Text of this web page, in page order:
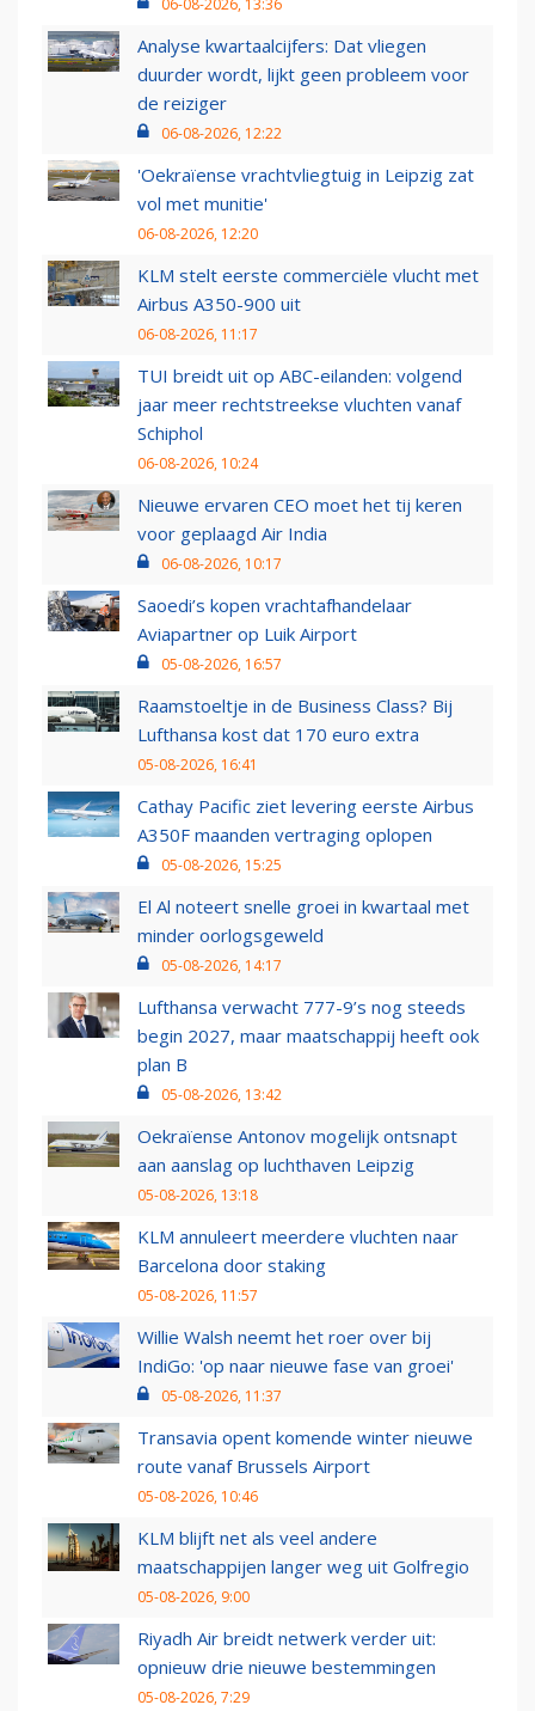
06-08-2026, 13:36
Analyse kwartaalcijfers: Dat vliegen
duurder wordt, lijkt geen probleem voor
de reiziger
06-08-2026, 12:22
'Oekraïense vrachtvliegtuig in Leipzig zat
vol met munitie'
06-08-2026, 12:20
KLM stelt eerste commerciële vlucht met
Airbus A350-900 uit
06-08-2026, 11:17
TUI breidt uit op ABC-eilanden: volgend
jaar meer rechtstreekse vluchten vanaf
Schiphol
06-08-2026, 10:24
Nieuwe ervaren CEO moet het tij keren
voor geplaagd Air India
06-08-2026, 10:17
Saoedi’s kopen vrachtafhandelaar
Aviapartner op Luik Airport
05-08-2026, 16:57
Raamstoeltje in de Business Class? Bij
Lufthansa kost dat 170 euro extra
05-08-2026, 16:41
Cathay Pacific ziet levering eerste Airbus
A350F maanden vertraging oplopen
05-08-2026, 15:25
El Al noteert snelle groei in kwartaal met
minder oorlogsgeweld
05-08-2026, 14:17
Lufthansa verwacht 777-9’s nog steeds
begin 2027, maar maatschappij heeft ook
plan B
05-08-2026, 13:42
Oekraïense Antonov mogelijk ontsnapt
aan aanslag op luchthaven Leipzig
05-08-2026, 13:18
KLM annuleert meerdere vluchten naar
Barcelona door staking
05-08-2026, 11:57
Willie Walsh neemt het roer over bij
IndiGo: 'op naar nieuwe fase van groei'
05-08-2026, 11:37
Transavia opent komende winter nieuwe
route vanaf Brussels Airport
05-08-2026, 10:46
KLM blijft net als veel andere
maatschappijen langer weg uit Golfregio
05-08-2026, 9:00
Riyadh Air breidt netwerk verder uit:
opnieuw drie nieuwe bestemmingen
05-08-2026, 7:29